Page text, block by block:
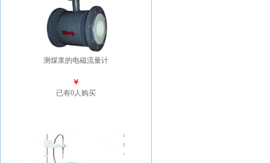
测煤浆的电磁流量计
￥
已有0人购买